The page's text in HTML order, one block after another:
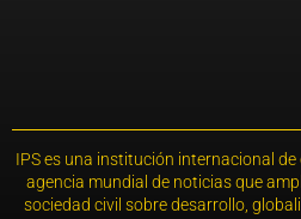
IPS es una institución internacional
agencia mundial de noticias que
sociedad civil sobre desarrollo,